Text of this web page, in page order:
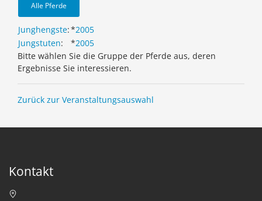
Alle Pferde
Junghengste:*2005
Jungstuten: *2005
Bitte wählen Sie die Gruppe der Pferde aus, deren
Ergebnisse Sie interessieren.
Zurück zur Veranstaltungsauswahl
Kontakt